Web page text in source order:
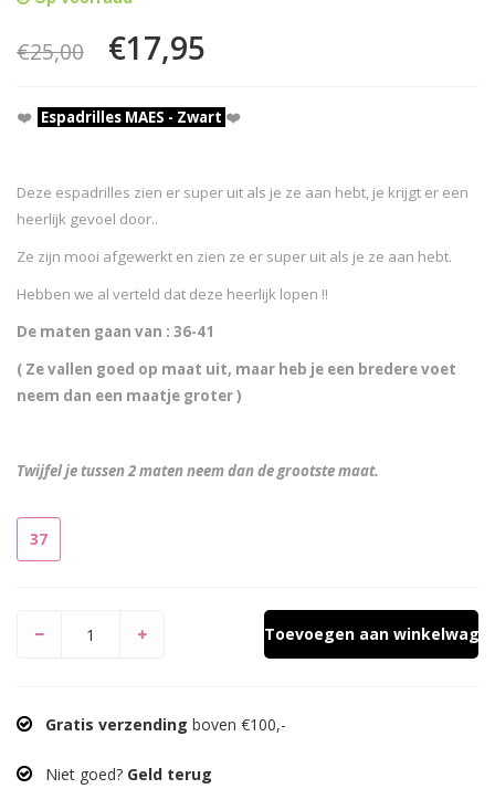
€25,00 €17,95
❤️ Espadrilles MAES - Zwart ❤️
Deze espadrilles zien er super uit als je ze aan hebt, je krijgt er een
heerlijk gevoel door..
Ze zijn mooi afgewerkt en zien ze er super uit als je ze aan hebt.
Hebben we al verteld dat deze heerlijk lopen !!
De maten gaan van : 36-41
( Ze vallen goed op maat uit, maar heb je een bredere voet
neem dan een maatje groter )
Twijfel je tussen 2 maten neem dan de grootste maat.
37
Toevoegen aan
Gratis verzending boven €100,-
Niet goed? Geld terug